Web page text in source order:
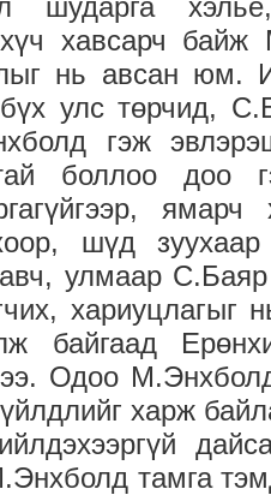
шударга
хүч хавсарч
нь авсан юм.
улс төрчид,
гэж
боллоо доо
шүд
улмаар
хариуцлагыг
байгаад
Одоо
үйлдлийг харж
тамга